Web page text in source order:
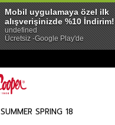
SUMMER SPRING 18
Mobil uygulamaya özel ilk
alışverişinizde %10 İndirim!
undefined
Ücretsiz -Google Play'de